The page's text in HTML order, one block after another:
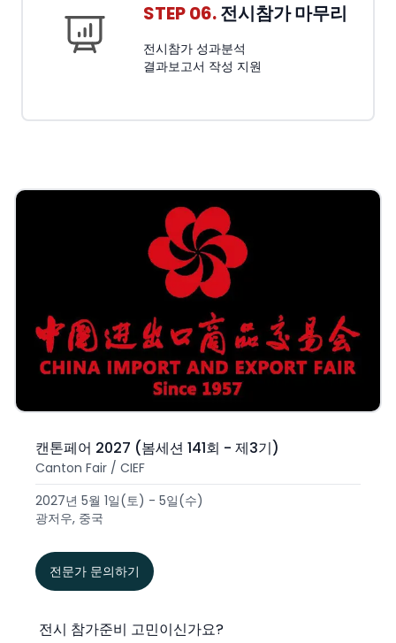
STEP 06.전시참가 마무리
전시참가 성과분석
결과보고서 작성 지원
캔톤페어 2027 (봄세션 141회 - 제3기)
Canton Fair / CIEF
2027년 5월 1일(토) - 5일(수)
광저우, 중국
전문가 문의하기
전시 참가준비 고민이신가요?